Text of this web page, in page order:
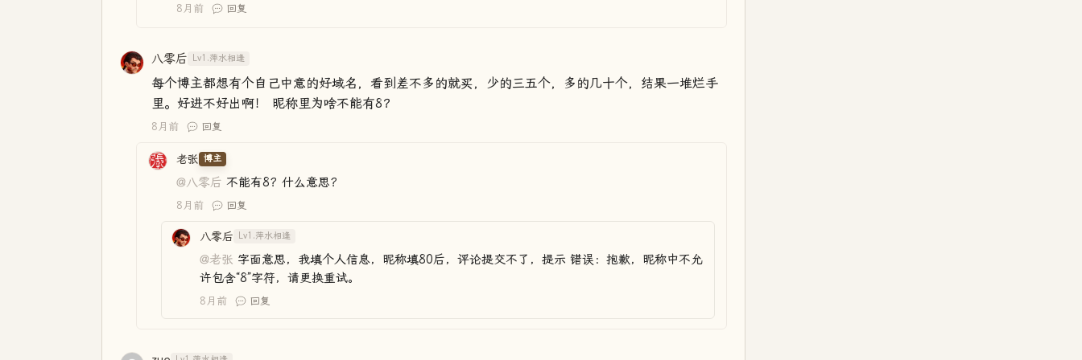
8月前 回复
八零后 Lv1.萍水相逢
每个博主都想有个自己中意的好域名，看到差不多的就买，少的三五个，多的几十个，结果一堆烂手
里。好进不好出啊！ 昵称里为啥不能有8？
8月前 回复
老张 博主
@八零后 不能有8？什么意思？
8月前 回复
八零后 Lv1.萍水相逢
@老张 字面意思，我填个人信息，昵称填80后，评论提交不了，提示 错误：抱歉，昵称中不允
许包含“8”字符，请更换重试。
8月前 回复